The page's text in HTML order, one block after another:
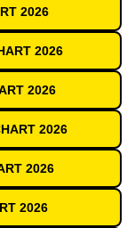
2026
2026
2026
2026
2026
2026